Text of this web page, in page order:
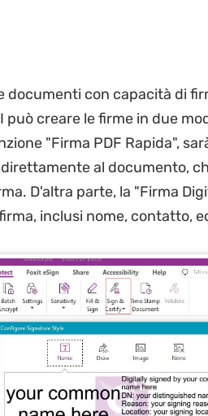
documenti con capacità di
creare le firme in due
"Firma PDF Rapida",
al documento,
D'altra parte, la "Firma
inclusi nome, contatto,